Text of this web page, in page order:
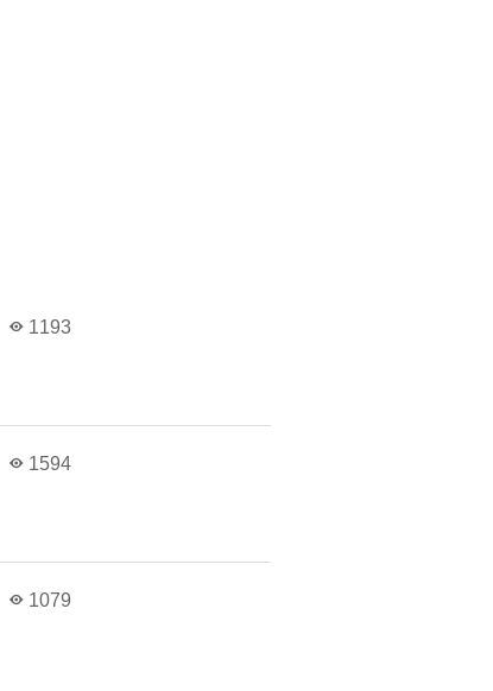
1193
1594
1079